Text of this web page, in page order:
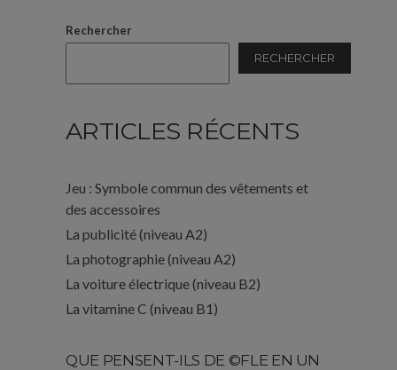
Rechercher
RECHERCHER
ARTICLES RÉCENTS
Jeu : Symbole commun des vêtements et
des accessoires
La publicité (niveau A2)
La photographie (niveau A2)
La voiture électrique (niveau B2)
La vitamine C (niveau B1)
QUE PENSENT-ILS DE ©FLE EN UN